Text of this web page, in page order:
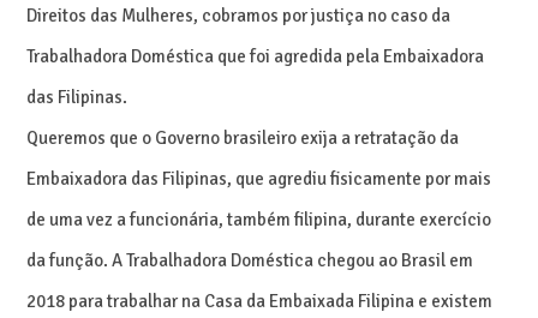
Direitos das Mulheres, cobramos por justiça no caso da
Trabalhadora Doméstica que foi agredida pela Embaixadora
das Filipinas.
Queremos que o Governo brasileiro exija a retratação da
Embaixadora das Filipinas, que agrediu fisicamente por mais
de uma vez a funcionária, também filipina, durante exercício
da função. A Trabalhadora Doméstica chegou ao Brasil em
2018 para trabalhar na Casa da Embaixada Filipina e existem